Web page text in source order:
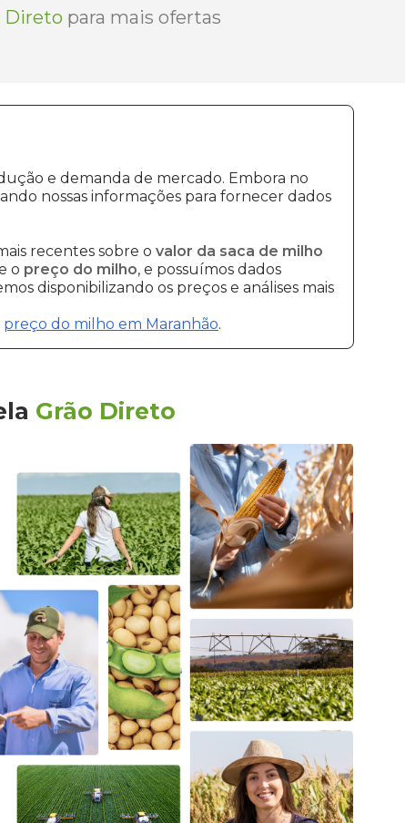
Direto para mais ofertas
e demanda de mercado. Embora no
nossas informações para fornecer dados
recentes sobre o valor da saca de milho
o preço do milho, e possuímos dados
disponibilizando os preços e análises mais
preço do milho em Maranhão.
Grão Direto